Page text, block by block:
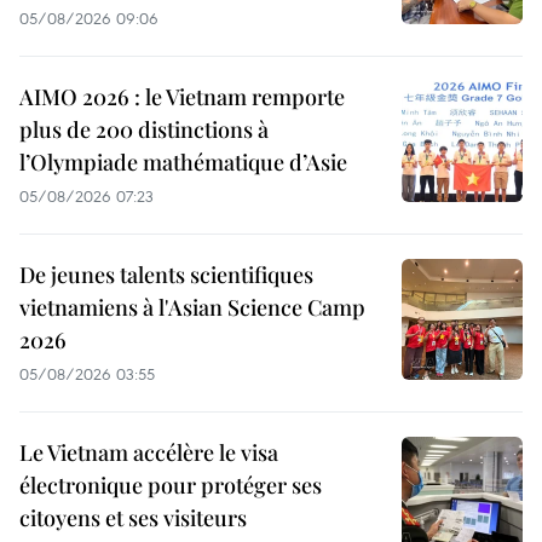
05/08/2026 09:06
AIMO 2026 : le Vietnam remporte
plus de 200 distinctions à
l’Olympiade mathématique d’Asie
05/08/2026 07:23
De jeunes talents scientifiques
vietnamiens à l'Asian Science Camp
2026
05/08/2026 03:55
Le Vietnam accélère le visa
électronique pour protéger ses
citoyens et ses visiteurs